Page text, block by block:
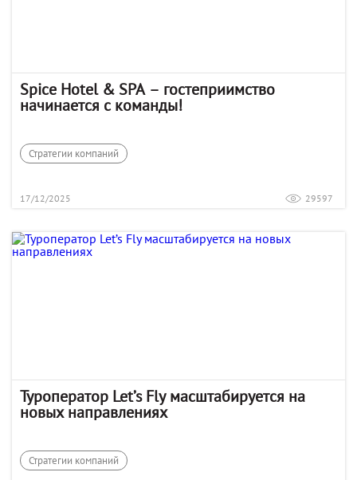
Spice Hotel & SPA – гостеприимство
начинается с команды!
Стратегии компаний
17/12/2025 29597
Туроператор Let’s Fly масштабируется на
новых направлениях
Стратегии компаний